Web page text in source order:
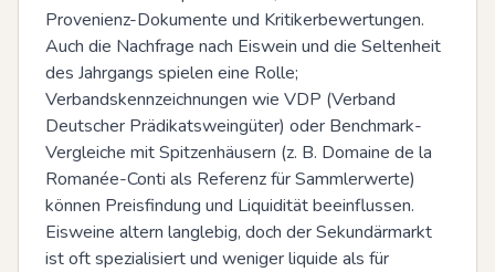
Provenienz-Dokumente und Kritikerbewertungen.
Auch die Nachfrage nach Eiswein und die Seltenheit
des Jahrgangs spielen eine Rolle;
Verbandskennzeichnungen wie VDP (Verband
Deutscher Prädikatsweingüter) oder Benchmark-
Vergleiche mit Spitzenhäusern (z. B. Domaine de la
Romanée-Conti als Referenz für Sammlerwerte)
können Preisfindung und Liquidität beeinflussen.
Eisweine altern langlebig, doch der Sekundärmarkt
ist oft spezialisiert und weniger liquide als für